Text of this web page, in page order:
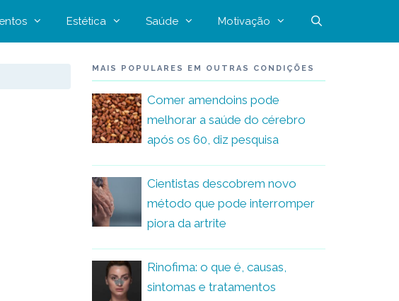
Estética Saúde Motivação
MAIS POPULARES EM OUTRAS CONDIÇÕES
Comer amendoins pode
melhorar a saúde do cérebro
após os 60, diz pesquisa
Cientistas descobrem novo
método que pode interromper
piora da artrite
Rinofima: o que é, causas,
sintomas e tratamentos